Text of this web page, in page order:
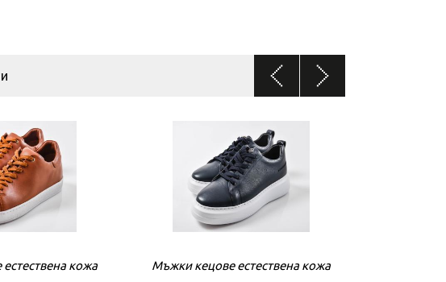
кожа
Мъжки кецове естествена кожа